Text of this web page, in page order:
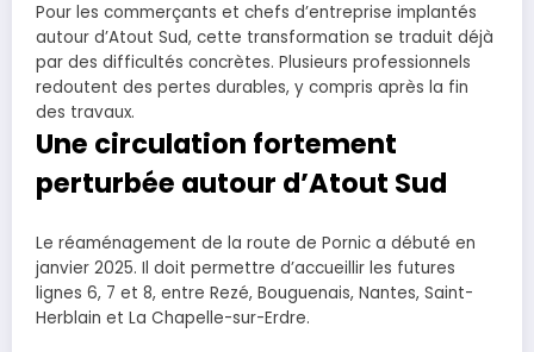
Pour les commerçants et chefs d’entreprise implantés
autour d’Atout Sud, cette transformation se traduit déjà
par des difficultés concrètes. Plusieurs professionnels
redoutent des pertes durables, y compris après la fin
des travaux.
Une circulation fortement
perturbée autour d’Atout Sud
Le réaménagement de la route de Pornic a débuté en
janvier 2025. Il doit permettre d’accueillir les futures
lignes 6, 7 et 8, entre Rezé, Bouguenais, Nantes, Saint-
Herblain et La Chapelle-sur-Erdre.